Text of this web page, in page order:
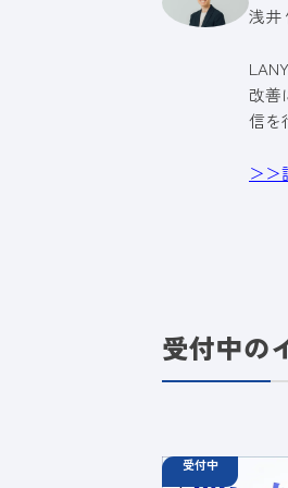
浅井
改善
信を
＞＞
受付中の
受付中
オフラインイベント